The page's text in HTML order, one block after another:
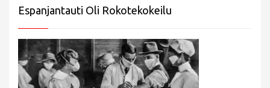
Espanjantauti Oli Rokotekokeilu